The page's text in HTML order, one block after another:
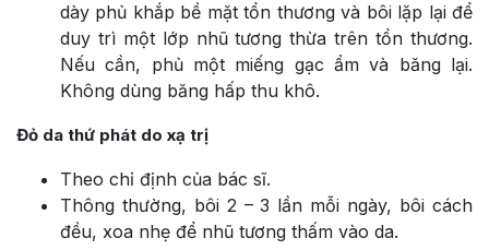
dày phủ khắp bề mặt tổn thương và bôi lặp lại để
duy trì một lớp nhũ tương thừa trên tổn thương.
Nếu cần, phủ một miếng gạc ẩm và băng lại.
Không dùng băng hấp thu khô.
Đỏ da thứ phát do xạ trị
Theo chỉ định của bác sĩ.
Thông thường, bôi 2 – 3 lần mỗi ngày, bôi cách
đều, xoa nhẹ để nhũ tương thấm vào da.